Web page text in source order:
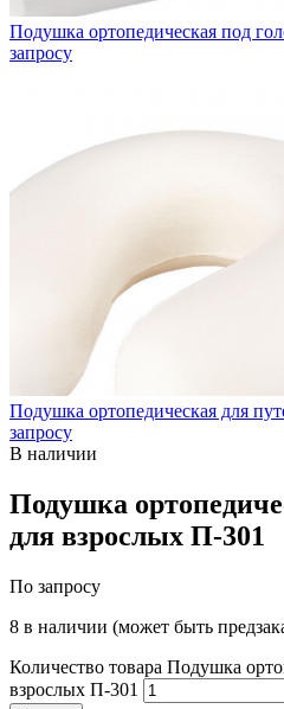
Подушка ортопедическая под
запросу
Подушка ортопедическая для
запросу
В наличии
Подушка
для взрослых П-301
По запросу
8 в наличии (может быть
Количество товара Подушка
взрослых П-301